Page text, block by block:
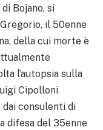
Bojano, si
il 50enne
della cui morte è
l’autopsia sulla
Cipolloni
dai consulenti di
difesa del 35enne